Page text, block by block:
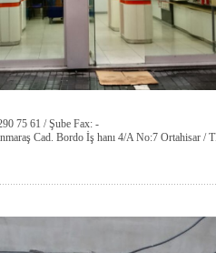
75 61 / Şube Fax: -
Cad. Bordo İş hanı 4/A No:7 Ortahisar /